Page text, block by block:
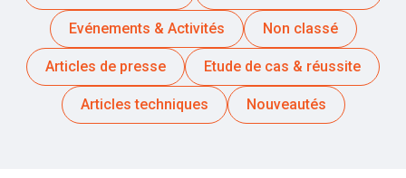
Evénements & Activités Non classé
Articles de presse Etude de cas & réussite
Articles techniques Nouveautés